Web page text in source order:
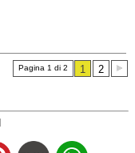
Pagina 1 di 2 1
2